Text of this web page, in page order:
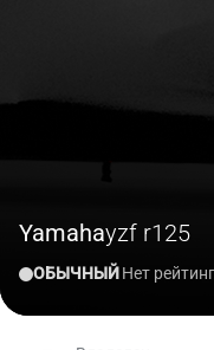
Yamahayzf r125
ОБЫЧНЫЙНет